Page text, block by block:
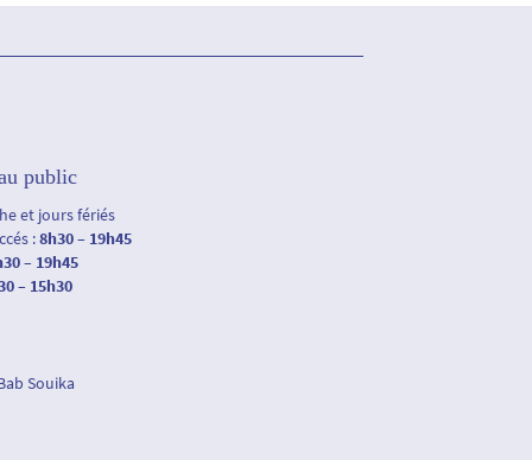
public
et jours fériés
:8h30 – 19h45
– 19h45
– 15h30
Souika